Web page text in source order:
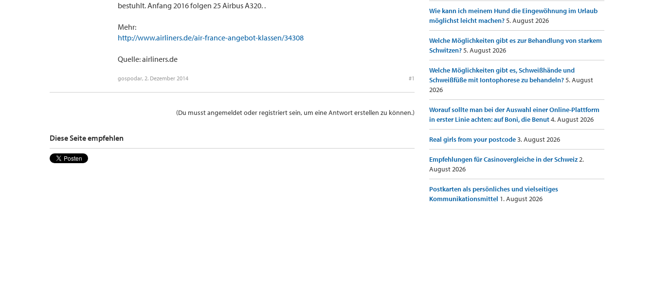
bestuhlt. Anfang 2016 folgen 25 Airbus A320. .
Mehr:
http://www.airliners.de/air-france-angebot-klassen/34308
Quelle: airliners.de
gospodar, 2. Dezember 2014 #1
(Du musst angemeldet oder registriert sein, um eine Antwort erstellen zu können.)
Diese Seite empfehlen
Wie kann ich meinem Hund die Eingewöhnung im Urlaub
möglichst leicht machen?5. August 2026
Welche Möglichkeiten gibt es zur Behandlung von starkem
Schwitzen?5. August 2026
Welche Möglichkeiten gibt es, Schweißhände und
Schweißfüße mit Iontophorese zu behandeln?5. August
2026
Worauf sollte man bei der Auswahl einer Online-Plattform
in erster Linie achten: auf Boni, die Benut4. August 2026
Real girls from your postcode3. August 2026
Empfehlungen für Casinovergleiche in der Schweiz2.
August 2026
Postkarten als persönliches und vielseitiges
Kommunikationsmittel 1. August 2026